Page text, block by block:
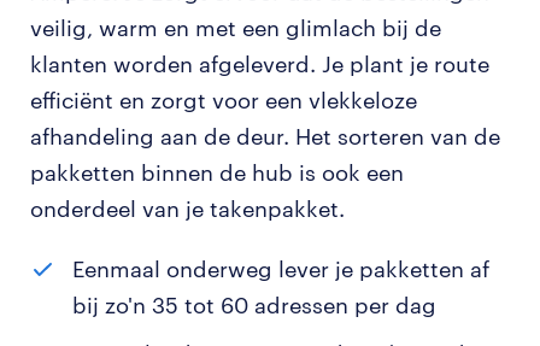
veilig, warm en met een glimlach bij de
klanten worden afgeleverd. Je plant je route
efficiënt en zorgt voor een vlekkeloze
afhandeling aan de deur. Het sorteren van de
pakketten binnen de hub is ook een
onderdeel van je takenpakket.
Eenmaal onderweg lever je pakketten af
bij zo'n 35 tot 60 adressen per dag